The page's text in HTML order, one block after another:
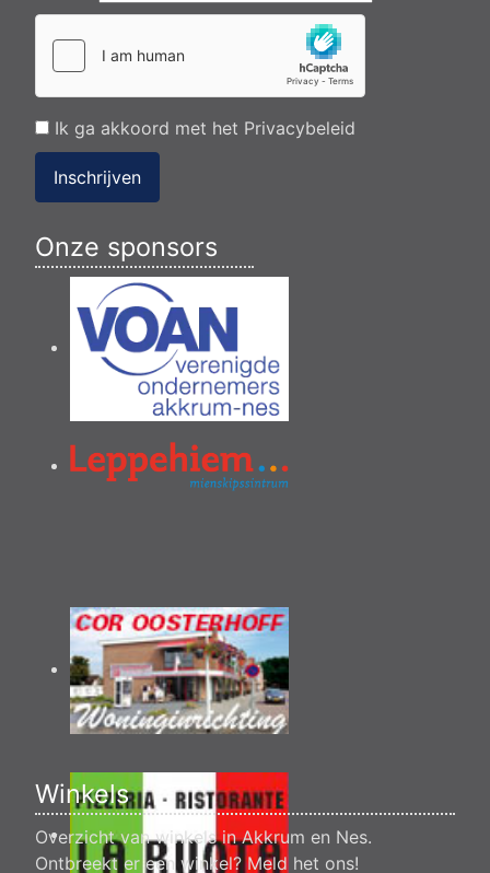
Ik ga akkoord met het Privacybeleid
Inschrijven
Onze sponsors
Winkels
Overzicht van winkels in Akkrum en Nes.
Ontbreekt er een winkel?Meld het ons!